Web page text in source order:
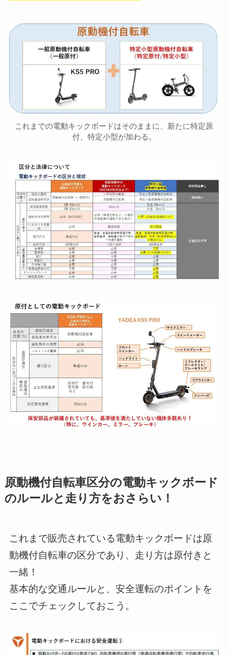
これまでの電動キックボードはそのままに、新たに特定原
付、特定小型が加わる。
原動機付自転車区分の電動キックボード
のルールと走り方をおさらい！
これまで販売されている電動キックボードは原
動機付自転車の区分であり、走り方は原付きと
一緒！
基本的な交通ルールと、安全運転のポイントを
ここでチェックしておこう。